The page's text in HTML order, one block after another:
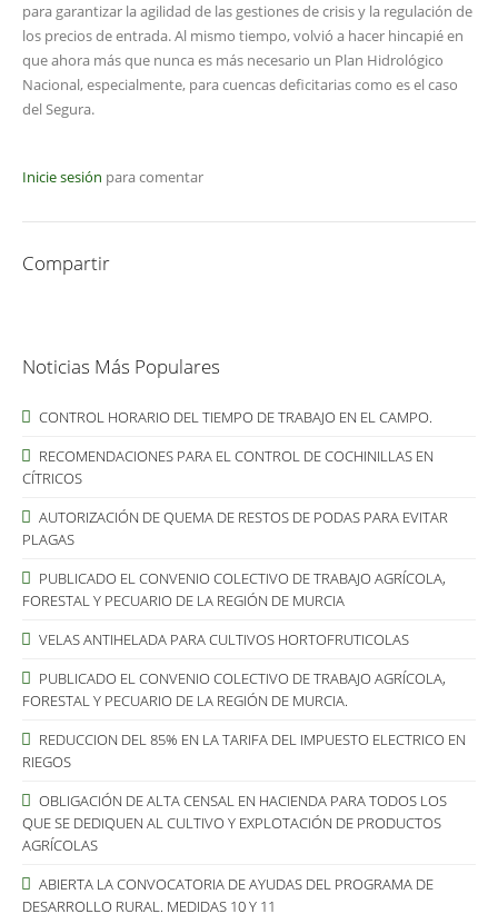
para garantizar la agilidad de las gestiones de crisis y la regulación de
los precios de entrada. Al mismo tiempo, volvió a hacer hincapié en
que ahora más que nunca es más necesario un Plan Hidrológico
Nacional, especialmente, para cuencas deficitarias como es el caso
del Segura.
Inicie sesión para comentar
Compartir
Noticias Más Populares
CONTROL HORARIO DEL TIEMPO DE TRABAJO EN EL CAMPO.
RECOMENDACIONES PARA EL CONTROL DE COCHINILLAS EN
CÍTRICOS
AUTORIZACIÓN DE QUEMA DE RESTOS DE PODAS PARA EVITAR
PLAGAS
PUBLICADO EL CONVENIO COLECTIVO DE TRABAJO AGRÍCOLA,
FORESTAL Y PECUARIO DE LA REGIÓN DE MURCIA
VELAS ANTIHELADA PARA CULTIVOS HORTOFRUTICOLAS
PUBLICADO EL CONVENIO COLECTIVO DE TRABAJO AGRÍCOLA,
FORESTAL Y PECUARIO DE LA REGIÓN DE MURCIA.
REDUCCION DEL 85% EN LA TARIFA DEL IMPUESTO ELECTRICO EN
RIEGOS
OBLIGACIÓN DE ALTA CENSAL EN HACIENDA PARA TODOS LOS
QUE SE DEDIQUEN AL CULTIVO Y EXPLOTACIÓN DE PRODUCTOS
AGRÍCOLAS
ABIERTA LA CONVOCATORIA DE AYUDAS DEL PROGRAMA DE
DESARROLLO RURAL. MEDIDAS 10 Y 11